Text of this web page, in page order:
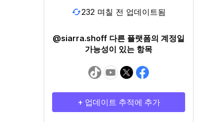
232 며칠 전 업데이트됨
@siarra.shoff 다른 플랫폼의 계정일
가능성이 있는 항목
+ 업데이트 추적에 추가